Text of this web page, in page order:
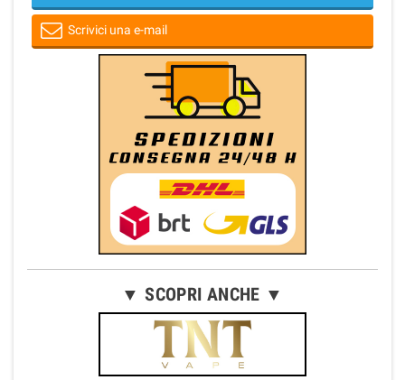
Scrivici una e-mail
▼ SCOPRI ANCHE ▼